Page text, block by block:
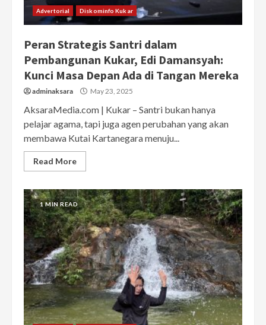
Advertorial Diskominfo Kukar
Peran Strategis Santri dalam
Pembangunan Kukar, Edi Damansyah:
Kunci Masa Depan Ada di Tangan Mereka
adminaksara May 23, 2025
AksaraMedia.com | Kukar – Santri bukan hanya
pelajar agama, tapi juga agen perubahan yang akan
membawa Kutai Kartanegara menuju...
Read More
1 MIN READ